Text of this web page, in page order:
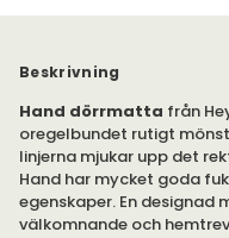
Beskrivning
Hand dörrmatta från
oregelbundet rutigt
linjerna mjukar upp det
Hand har mycket goda
egenskaper. En designad
välkomnande och